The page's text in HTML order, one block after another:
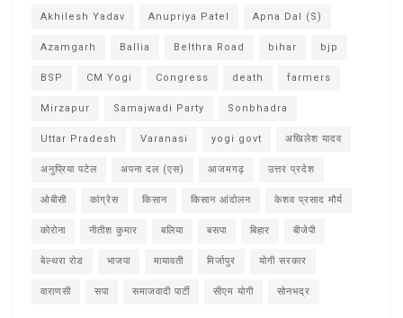
Akhilesh Yadav Anupriya Patel Apna Dal (S)
Azamgarh Ballia Belthra Road bihar bjp
BSP CM Yogi Congress death farmers
Mirzapur Samajwadi Party Sonbhadra
Uttar Pradesh Varanasi yogi govt अखिलेश यादव
अनुप्रिया पटेल अपना दल (एस) आजमगढ़ उत्तर प्रदेश
ओबीसी कांग्रेस किसान किसान आंदोलन केशव प्रसाद मौर्य
कोरोना नीतीश कुमार बलिया बसपा बिहार बीजेपी
बेल्थरा रोड भाजपा मायावती मिर्जापुर योगी सरकार
वाराणसी सपा समाजवादी पार्टी सीएम योगी सोनभद्र